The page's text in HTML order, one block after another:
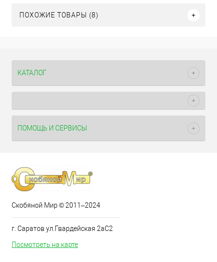
ПОХОЖИЕ ТОВАРЫ (8)
КАТАЛОГ
ПОМОЩЬ И СЕРВИСЫ
Скобяной Мир © 2011–2024
г. Саратов ул.Гвардейская 2аС2
Посмотреть на карте